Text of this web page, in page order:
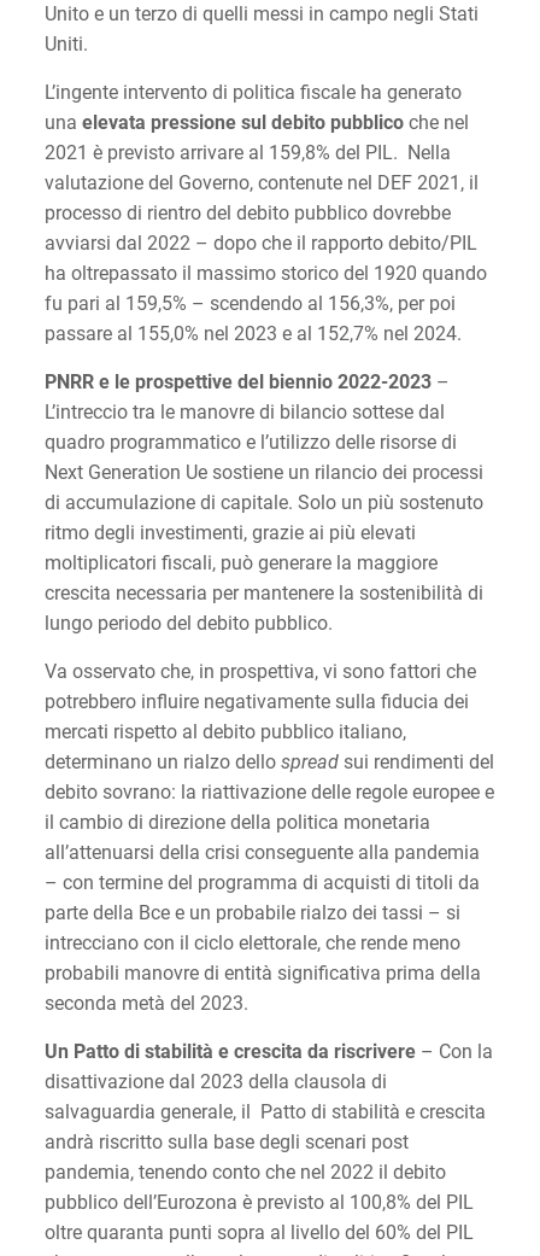
Unito e un terzo di quelli messi in campo negli Stati
Uniti.
L’ingente intervento di politica fiscale ha generato
una elevata pressione sul debito pubblicoche nel
2021 è previsto arrivare al 159,8% del PIL. Nella
valutazione del Governo, contenute nel DEF 2021, il
processo di rientro del debito pubblico dovrebbe
avviarsi dal 2022 – dopo che il rapporto debito/PIL
ha oltrepassato il massimo storico del 1920 quando
fu pari al 159,5% – scendendo al 156,3%, per poi
passare al 155,0% nel 2023 e al 152,7% nel 2024.
PNRR e le prospettive del biennio 2022-2023–
L’intreccio tra le manovre di bilancio sottese dal
quadro programmatico e l’utilizzo delle risorse di
Next Generation Ue sostiene un rilancio dei processi
di accumulazione di capitale. Solo un più sostenuto
ritmo degli investimenti, grazie ai più elevati
moltiplicatori fiscali, può generare la maggiore
crescita necessaria per mantenere la sostenibilità di
lungo periodo del debito pubblico.
Va osservato che, in prospettiva, vi sono fattori che
potrebbero influire negativamente sulla fiducia dei
mercati rispetto al debito pubblico italiano,
determinano un rialzo dello spreadsui rendimenti del
debito sovrano: la riattivazione delle regole europee e
il cambio di direzione della politica monetaria
all’attenuarsi della crisi conseguente alla pandemia
– con termine del programma di acquisti di titoli da
parte della Bce e un probabile rialzo dei tassi – si
intrecciano con il ciclo elettorale, che rende meno
probabili manovre di entità significativa prima della
seconda metà del 2023.
Un Patto di stabilità e crescita da riscrivere– Con la
disattivazione dal 2023 della clausola di
salvaguardia generale, il Patto di stabilità e crescita
andrà riscritto sulla base degli scenari post
pandemia, tenendo conto che nel 2022 il debito
pubblico dell’Eurozona è previsto al 100,8% del PIL
oltre quaranta punti sopra al livello del 60% del PIL